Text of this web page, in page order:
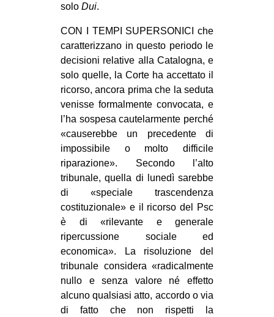
MEDIO ORIENTE
MONDO
EVENTI
Fb
tw
bsky
ms
SEARCH
solo Dui.
CON I TEMPI SUPERSONICI che
caratterizzano in questo periodo le
decisioni relative alla Catalogna, e
solo quelle, la Corte ha accettato il
ricorso, ancora prima che la seduta
venisse formalmente convocata, e
l’ha sospesa cautelarmente perché
«causerebbe un precedente di
impossibile o molto difficile
riparazione». Secondo l’alto
tribunale, quella di lunedì sarebbe
di «speciale trascendenza
costituzionale» e il ricorso del Psc
è di «rilevante e generale
ripercussione sociale ed
economica». La risoluzione del
tribunale considera «radicalmente
nullo e senza valore né effetto
alcuno qualsiasi atto, accordo o via
di fatto che non rispetti la